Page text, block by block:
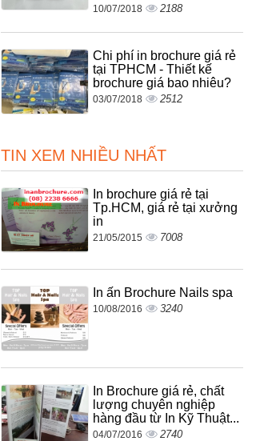
10/07/2018 2188
Chi phí in brochure giá rẻ
tại TPHCM - Thiết kế
brochure giá bao nhiêu?
03/07/2018 2512
TIN XEM NHIỀU NHẤT
In brochure giá rẻ tại
Tp.HCM, giá rẻ tại xưởng
in
21/05/2015 7008
In ấn Brochure Nails spa
10/08/2016 3240
In Brochure giá rẻ, chất
lượng chuyên nghiệp
hàng đầu từ In Kỹ Thuật...
04/07/2016 2740